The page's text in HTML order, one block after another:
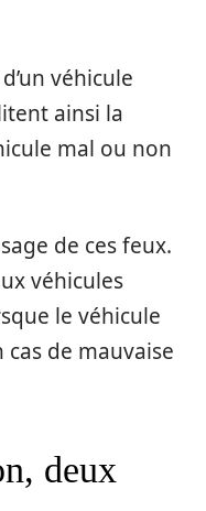
véhicule
ainsi la
mal ou non
de ces feux.
véhicules
le véhicule
de mauvaise
deux